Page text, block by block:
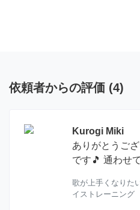
依頼者からの評価 (4)
Kurogi Miki
ありがとうご
です🎵 通わせ
歌が上手くなりた
イストレーニング